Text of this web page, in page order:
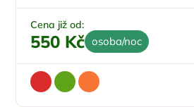
Zvířata povolena
Stolní hry
Cena již od:
550 Kč osoba/noc